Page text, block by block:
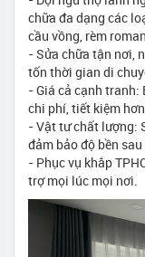
chữa đa dạng các
cầu vồng, rèm
- Sửa chữa tận nơi,
tốn thời gian di
- Giá cả cạnh
chi phí, tiết kiệm
- Vật tư chất lượng:
đảm bảo độ bền sau
- Phục vụ khắp
trợ mọi lúc mọi nơi.